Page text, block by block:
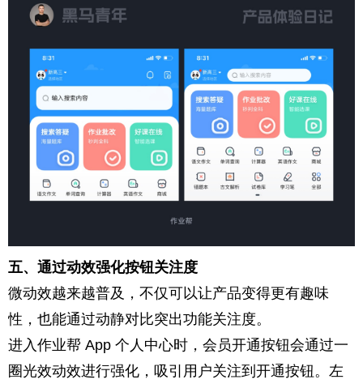
五、通过动效强化按钮关注度
微动效越来越普及，不仅可以让产品变得更有趣味
性，也能通过动静对比突出功能关注度。
进入作业帮 App 个人中心时，会员开通按钮会通过一
圈光效动效进行强化，吸引用户关注到开通按钮。左